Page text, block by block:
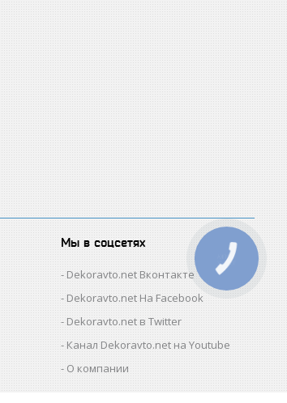
Мы в соцсетях
Dekoravto.net Вконтакте
Dekoravto.net На Facebook
Dekoravto.net в Twitter
Канал Dekoravto.net на Youtube
О компании
КНОПКА
ЗВ'ЯЗКУ